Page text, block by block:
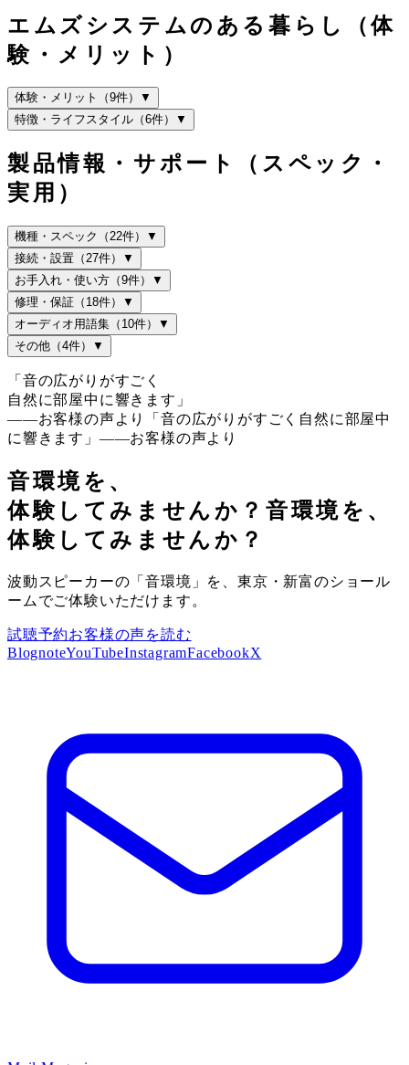
エムズシステムのある暮らし（体
験・メリット）
体験・メリット （9件）
▼
特徴・ライフスタイル （6件） ▼
製品情報・サポート（スペック・
実用）
機種・スペック （22件）
▼
接続・設置 （27件）
▼
お手入れ・使い方 （9件）
▼
修理・保証 （ 18件）
▼
オーディオ用語集 （ 10件）
▼
その他 （4件） ▼
「音の広がりがすごく
自然に部屋中に響きます」
——お客様の声より
「音の広がりがすごく自然に部屋中
に響きます」——お客様の声より
音環境を、
体験してみませんか？音環境を、
体験してみませんか？
波動スピーカーの「音環境」を、東京・新富のショール
ームでご体験いただけます。
試聴予約お客様の声を読む
BlognoteYouTubeInstagramFacebookX